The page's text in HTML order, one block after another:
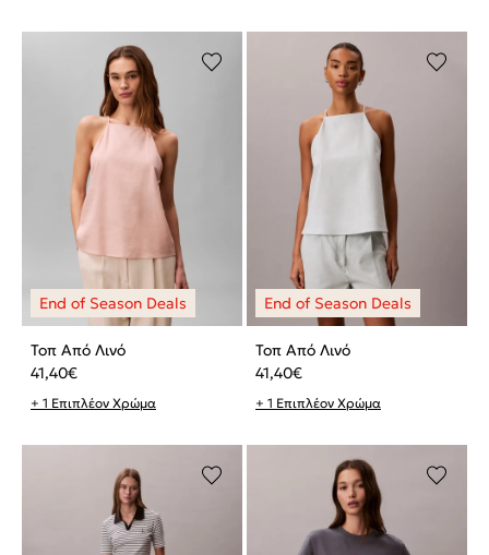
Τοπ Από Λινό
41,40€
+ 1 Επιπλέον Χρώμα
Τοπ Από Λινό
41,40€
+ 1 Επιπλέον Χρώμα